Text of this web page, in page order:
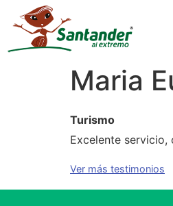
Maria
Turismo
Excelente servicio,
Ver más testimonios